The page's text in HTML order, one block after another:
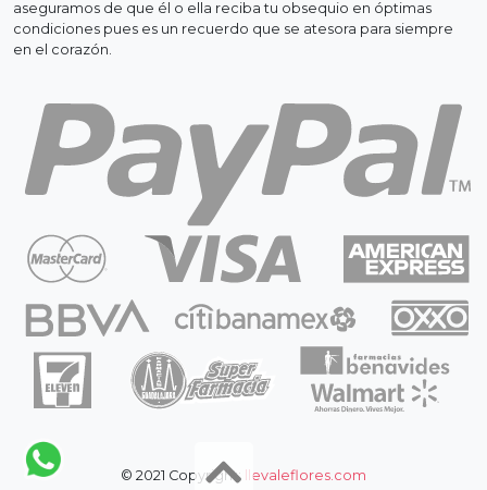
aseguramos de que él o ella reciba tu obsequio en óptimas
condiciones pues es un recuerdo que se atesora para siempre
en el corazón.
© 2021 Copyright: llevaleflores.com